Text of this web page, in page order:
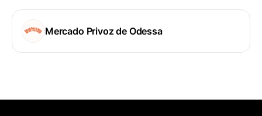
Mercado Privoz de Odessa